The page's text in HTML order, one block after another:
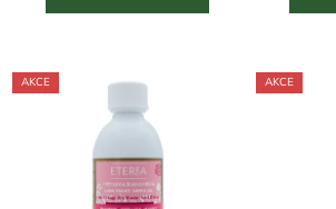
hvězdiček.
AKCE AKCE